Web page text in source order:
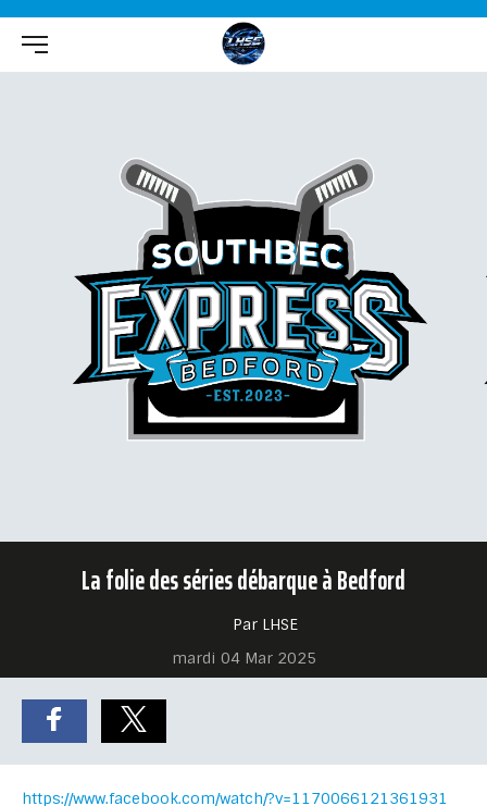
La folie des séries débarque à Bedford
Par LHSE
mardi 04 Mar 2025
https://www.facebook.com/watch/?v=1170066121361931